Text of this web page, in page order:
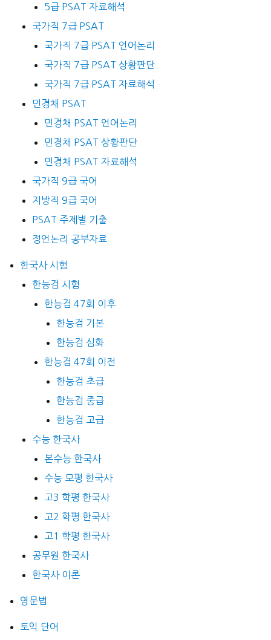
5급 PSAT 자료해석
국가직 7급 PSAT
국가직 7급 PSAT 언어논리
국가직 7급 PSAT 상황판단
국가직 7급 PSAT 자료해석
민경채 PSAT
민경채 PSAT 언어논리
민경채 PSAT 상황판단
민경채 PSAT 자료해석
국가직 9급 국어
지방직 9급 국어
PSAT 주제별 기출
정언논리 공부자료
한국사 시험
한능검 시험
한능검 47회 이후
한능검 기본
한능검 심화
한능검 47회 이전
한능검 초급
한능검 중급
한능검 고급
수능 한국사
본수능 한국사
수능 모평 한국사
고3 학평 한국사
고2 학평 한국사
고1 학평 한국사
공무원 한국사
한국사 이론
영문법
토익 단어